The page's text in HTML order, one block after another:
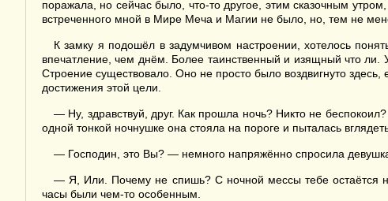
поражала, но сейчас было, что-то другое, этим сказочным
встреченного мной в Мире Меча и Магии не было, но, тем не
К замку я подошёл в задумчивом настроении, хотелось
впечатление, чем днём. Более таинственный и изящный что
Строение существовало. Оно не просто было воздвигнуто
достижения этой цели.
— Ну, здравствуй, друг. Как прошла ночь? Никто не
одной тонкой ночнушке она стояла на пороге и пыталась
— Господин, это Вы? — немного напряжённо спросила
— Я, Или. Почему не спишь? С ночной мессы тебе остаётся
часы были чем-то особенным.